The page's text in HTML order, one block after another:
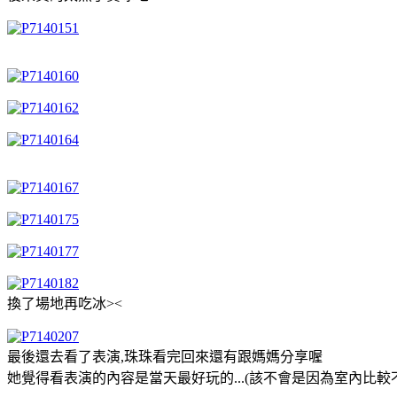
換了場地再吃冰><
最後還去看了表演,珠珠看完回來還有跟媽媽分享喔
她覺得看表演的內容是當天最好玩的...(該不會是因為室內比較